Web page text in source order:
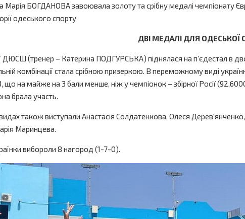
Марія БОГДАНОВА завоювала золоту та срібну медалі чемпіонату
одеського спорту
ДВІ МЕДАЛІ ДЛЯ ОДЕСЬКОЇ
ДЮСШ (тренер – Катерина ПОДГУРСЬКА) піднялася на п’єдестал в
комбінації стала срібною призеркою. В переможному виді
що на майже на 3 бали менше, ніж у чемпіонок – збірної Росії
брала участь.
видах також виступали Анастасія Солдатенкова, Олеся
Маринцева.
вибороли 8 нагород (1-7-0).